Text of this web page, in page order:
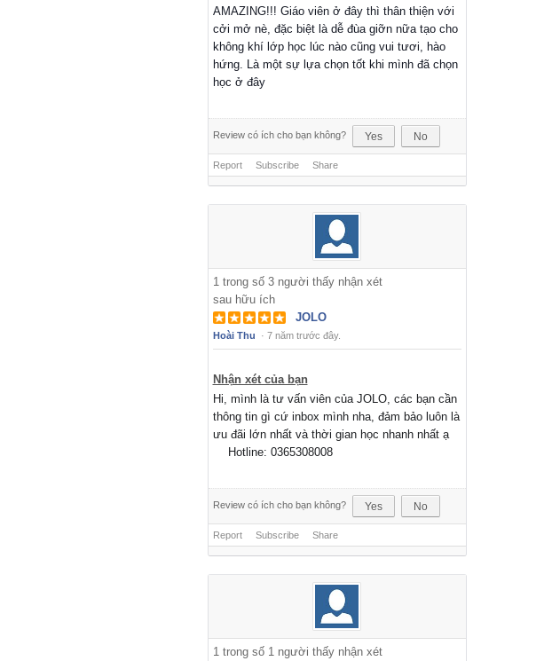
AMAZING!!! Giáo viên ở đây thì thân thiện với
cởi mở nè, đặc biệt là dễ đùa giỡn nữa tạo cho
không khí lớp học lúc nào cũng vui tươi, hào
hứng. Là một sự lựa chọn tốt khi mình đã chọn
học ở đây
Review có ích cho bạn không? Yes No
Report Subscribe Share
1trong số 3người thấy nhận xét
sau hữu ích
JOLO
Hoài Thu · 7 năm trước đây.
Nhận xét của bạn
Hi, mình là tư vấn viên của JOLO, các bạn cần
thông tin gì cứ inbox mình nha, đảm bảo luôn là
ưu đãi lớn nhất và thời gian học nhanh nhất ạ
Hotline: 0365308008
Review có ích cho bạn không? Yes No
Report Subscribe Share
1trong số 1người thấy nhận xét